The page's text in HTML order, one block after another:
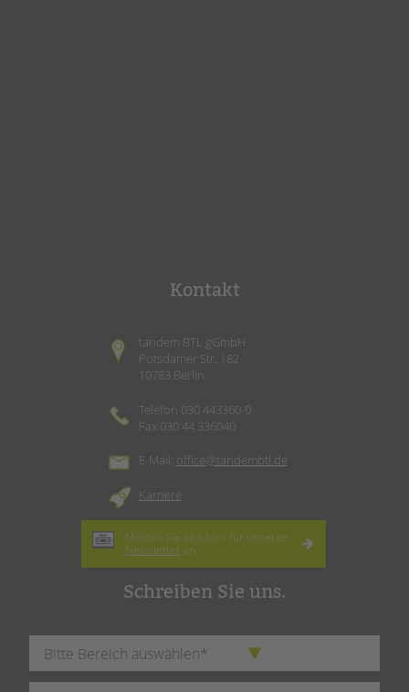
Kontakt
tandem BTL gGmbH
Potsdamer Str. 182
10783 Berlin
Telefon 030 443360-0
Fax 030 44 336040
E-Mail: office@tandembtl.de
Karriere
Melden Sie sich hier für unseren
Newsletter an.
Schreiben Sie uns.